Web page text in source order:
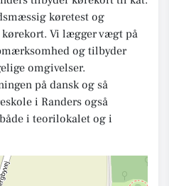
køretest og
Vi lægger vægt på
og tilbyder
omgivelser.
på dansk og så
i Randers også
i teorilokalet og i